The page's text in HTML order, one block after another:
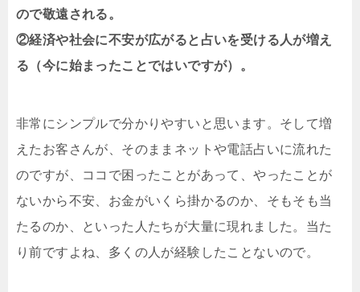
ので敬遠される。
②経済や社会に不安が広がると占いを受ける人が増え
る（今に始まったことではいですが）。
非常にシンプルで分かりやすいと思います。そして増
えたお客さんが、そのままネットや電話占いに流れた
のですが、ココで困ったことがあって、やったことが
ないから不安、お金がいくら掛かるのか、そもそも当
たるのか、といった人たちが大量に現れました。当た
り前ですよね、多くの人が経験したことないので。